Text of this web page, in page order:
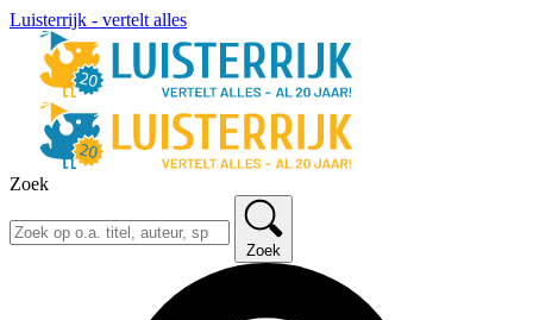
Luisterrijk - vertelt alles
Zoek
Zoek